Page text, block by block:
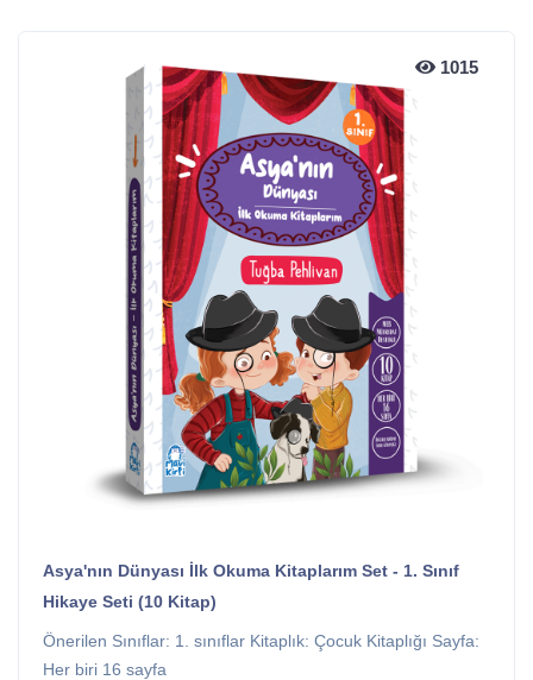
1015
1015
Asya'nın Dünyası İlk Okuma Kitaplarım Set - 1. Sınıf
Hikaye Seti (10 Kitap)
Önerilen Sınıflar: 1. sınıflar Kitaplık: Çocuk Kitaplığı Sayfa:
Her biri 16 sayfa